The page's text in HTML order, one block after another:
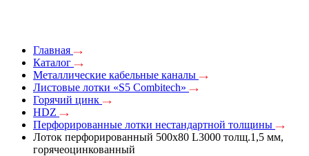
Главная
Каталог
Металлические кабельные каналы
Листовые лотки «S5 Combitech»
Горячий цинк
HDZ
Перфорированные лотки нестандартной толщины
Лоток перфорированный 500х80 L3000 толщ.1,5 мм,
горячеоцинкованный